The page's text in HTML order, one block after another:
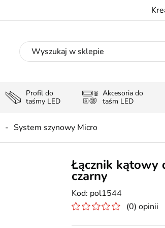
Profil do
taśmy LED
Akcesoria do
taśm LED
System szynowy Micro
Łącznik kątowy
czarny
pol1544
(0) opinii